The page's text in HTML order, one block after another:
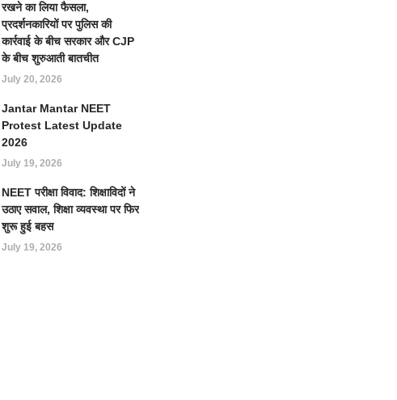
रखने का लिया फैसला,
प्रदर्शनकारियों पर पुलिस की
कार्रवाई के बीच सरकार और CJP
के बीच शुरुआती बातचीत
July 20, 2026
Jantar Mantar NEET
Protest Latest Update
2026
July 19, 2026
NEET परीक्षा विवाद: शिक्षाविदों ने
उठाए सवाल, शिक्षा व्यवस्था पर फिर
शुरू हुई बहस
July 19, 2026